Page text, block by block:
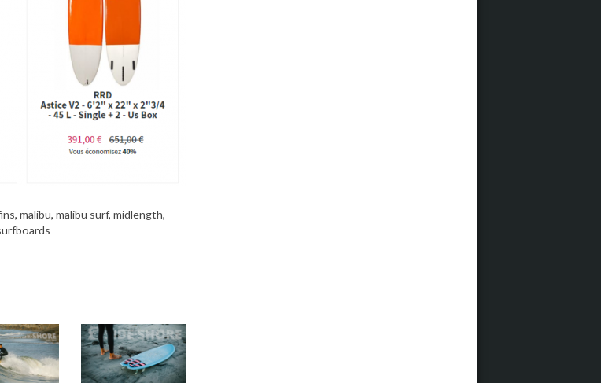
, malibu, malibu surf, midlength,